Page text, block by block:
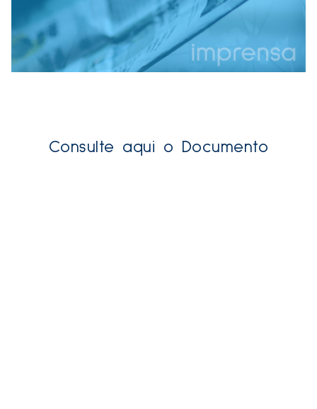
Consulte aqui o Documento